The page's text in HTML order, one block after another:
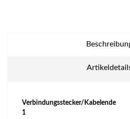
Verbindungsstecker/Kabelende
1